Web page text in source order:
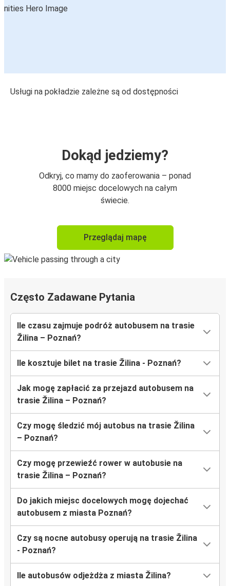
Usługi na pokładzie zależne są od dostępności
Dokąd jedziemy?
Odkryj, co mamy do zaoferowania – ponad
8000 miejsc docelowych na całym
świecie.
Przeglądaj mapę
Często Zadawane Pytania
Ile czasu zajmuje podróż autobusem na trasie
Žilina – Poznań?
Ile kosztuje bilet na trasie Žilina - Poznań?
Jak mogę zapłacić za przejazd autobusem na
trasie Žilina – Poznań?
Czy mogę śledzić mój autobus na trasie Žilina
– Poznań?
Czy mogę przewieźć rower w autobusie na
trasie Žilina – Poznań?
Do jakich miejsc docelowych mogę dojechać
autobusem z miasta Poznań?
Czy są nocne autobusy operują na trasie Žilina
- Poznań?
Ile autobusów odjeżdża z miasta Žilina?